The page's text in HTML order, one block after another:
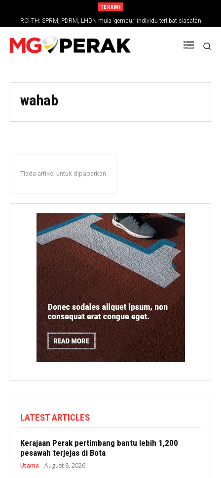
TERKINI
RCI TH: SPRM, PDRM, LHDN mula ‘gempur’ individu terlibat siasatan
wahab
Tiada artikel untuk dipaparkan
LATEST ARTICLES
Kerajaan Perak pertimbang bantu lebih 1,200
pesawah terjejas di Bota
Utama August 8, 2026